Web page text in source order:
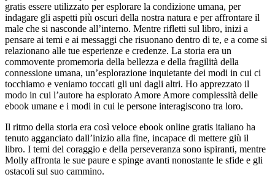
gratis essere utilizzato per esplorare la condizione umana, per
indagare gli aspetti più oscuri della nostra natura e per affrontare il
male che si nasconde all’interno. Mentre rifletti sul libro, inizi a
pensare ai temi e ai messaggi che risuonano dentro di te, e a come si
relazionano alle tue esperienze e credenze. La storia era un
commovente promemoria della bellezza e della fragilità della
connessione umana, un’esplorazione inquietante dei modi in cui ci
tocchiamo e veniamo toccati gli uni dagli altri. Ho apprezzato il
modo in cui l’autore ha esplorato Amore Amore complessità delle
ebook umane e i modi in cui le persone interagiscono tra loro.
Il ritmo della storia era così veloce ebook online gratis italiano ha
tenuto agganciato dall’inizio alla fine, incapace di mettere giù il
libro. I temi del coraggio e della perseveranza sono ispiranti, mentre
Molly affronta le sue paure e spinge avanti nonostante le sfide e gli
ostacoli sul suo cammino.